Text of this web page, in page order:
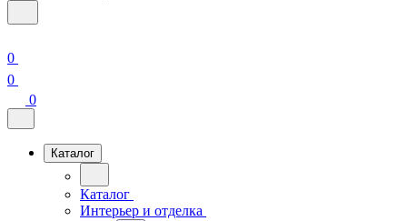
0
0
0
Каталог
Каталог
Интерьер и отделка